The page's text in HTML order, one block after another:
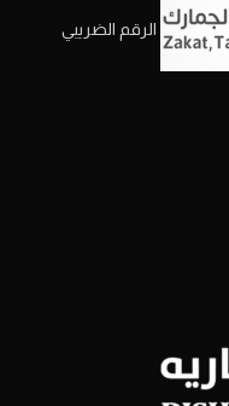
الرقم الضريبي